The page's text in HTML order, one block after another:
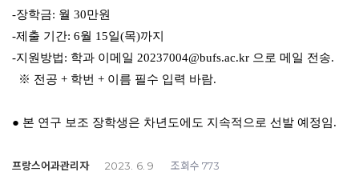
-장학금: 월 30만원
-제출 기간: 6월 15일(목)까지
-지원방법: 학과 이메일 20237004@bufs.ac.kr 으로 메일 전송.
※ 전공 + 학번 + 이름 필수 입력 바람.
● 본 연구 보조 장학생은 차년도에도 지속적으로 선발 예정임.
프랑스어과관리자 2023. 6. 9 조회수 773